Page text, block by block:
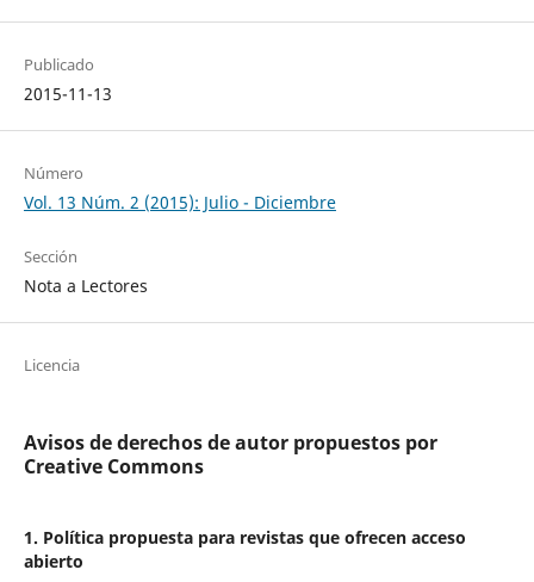
Publicado
2015-11-13
Número
Vol. 13 Núm. 2 (2015): Julio - Diciembre
Sección
Nota a Lectores
Licencia
Avisos de derechos de autor propuestos por
Creative Commons
1. Política propuesta para revistas que ofrecen acceso
abierto